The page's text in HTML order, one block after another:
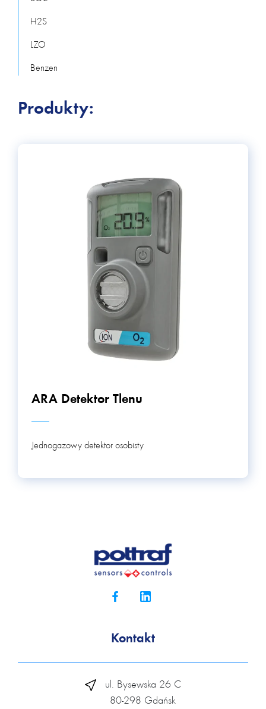
H2S
LZO
Benzen
Produkty:
ARA Detektor Tlenu
Jednogazowy detektor osobisty
Kontakt
ul. Bysewska 26 C
80-298 Gdańsk